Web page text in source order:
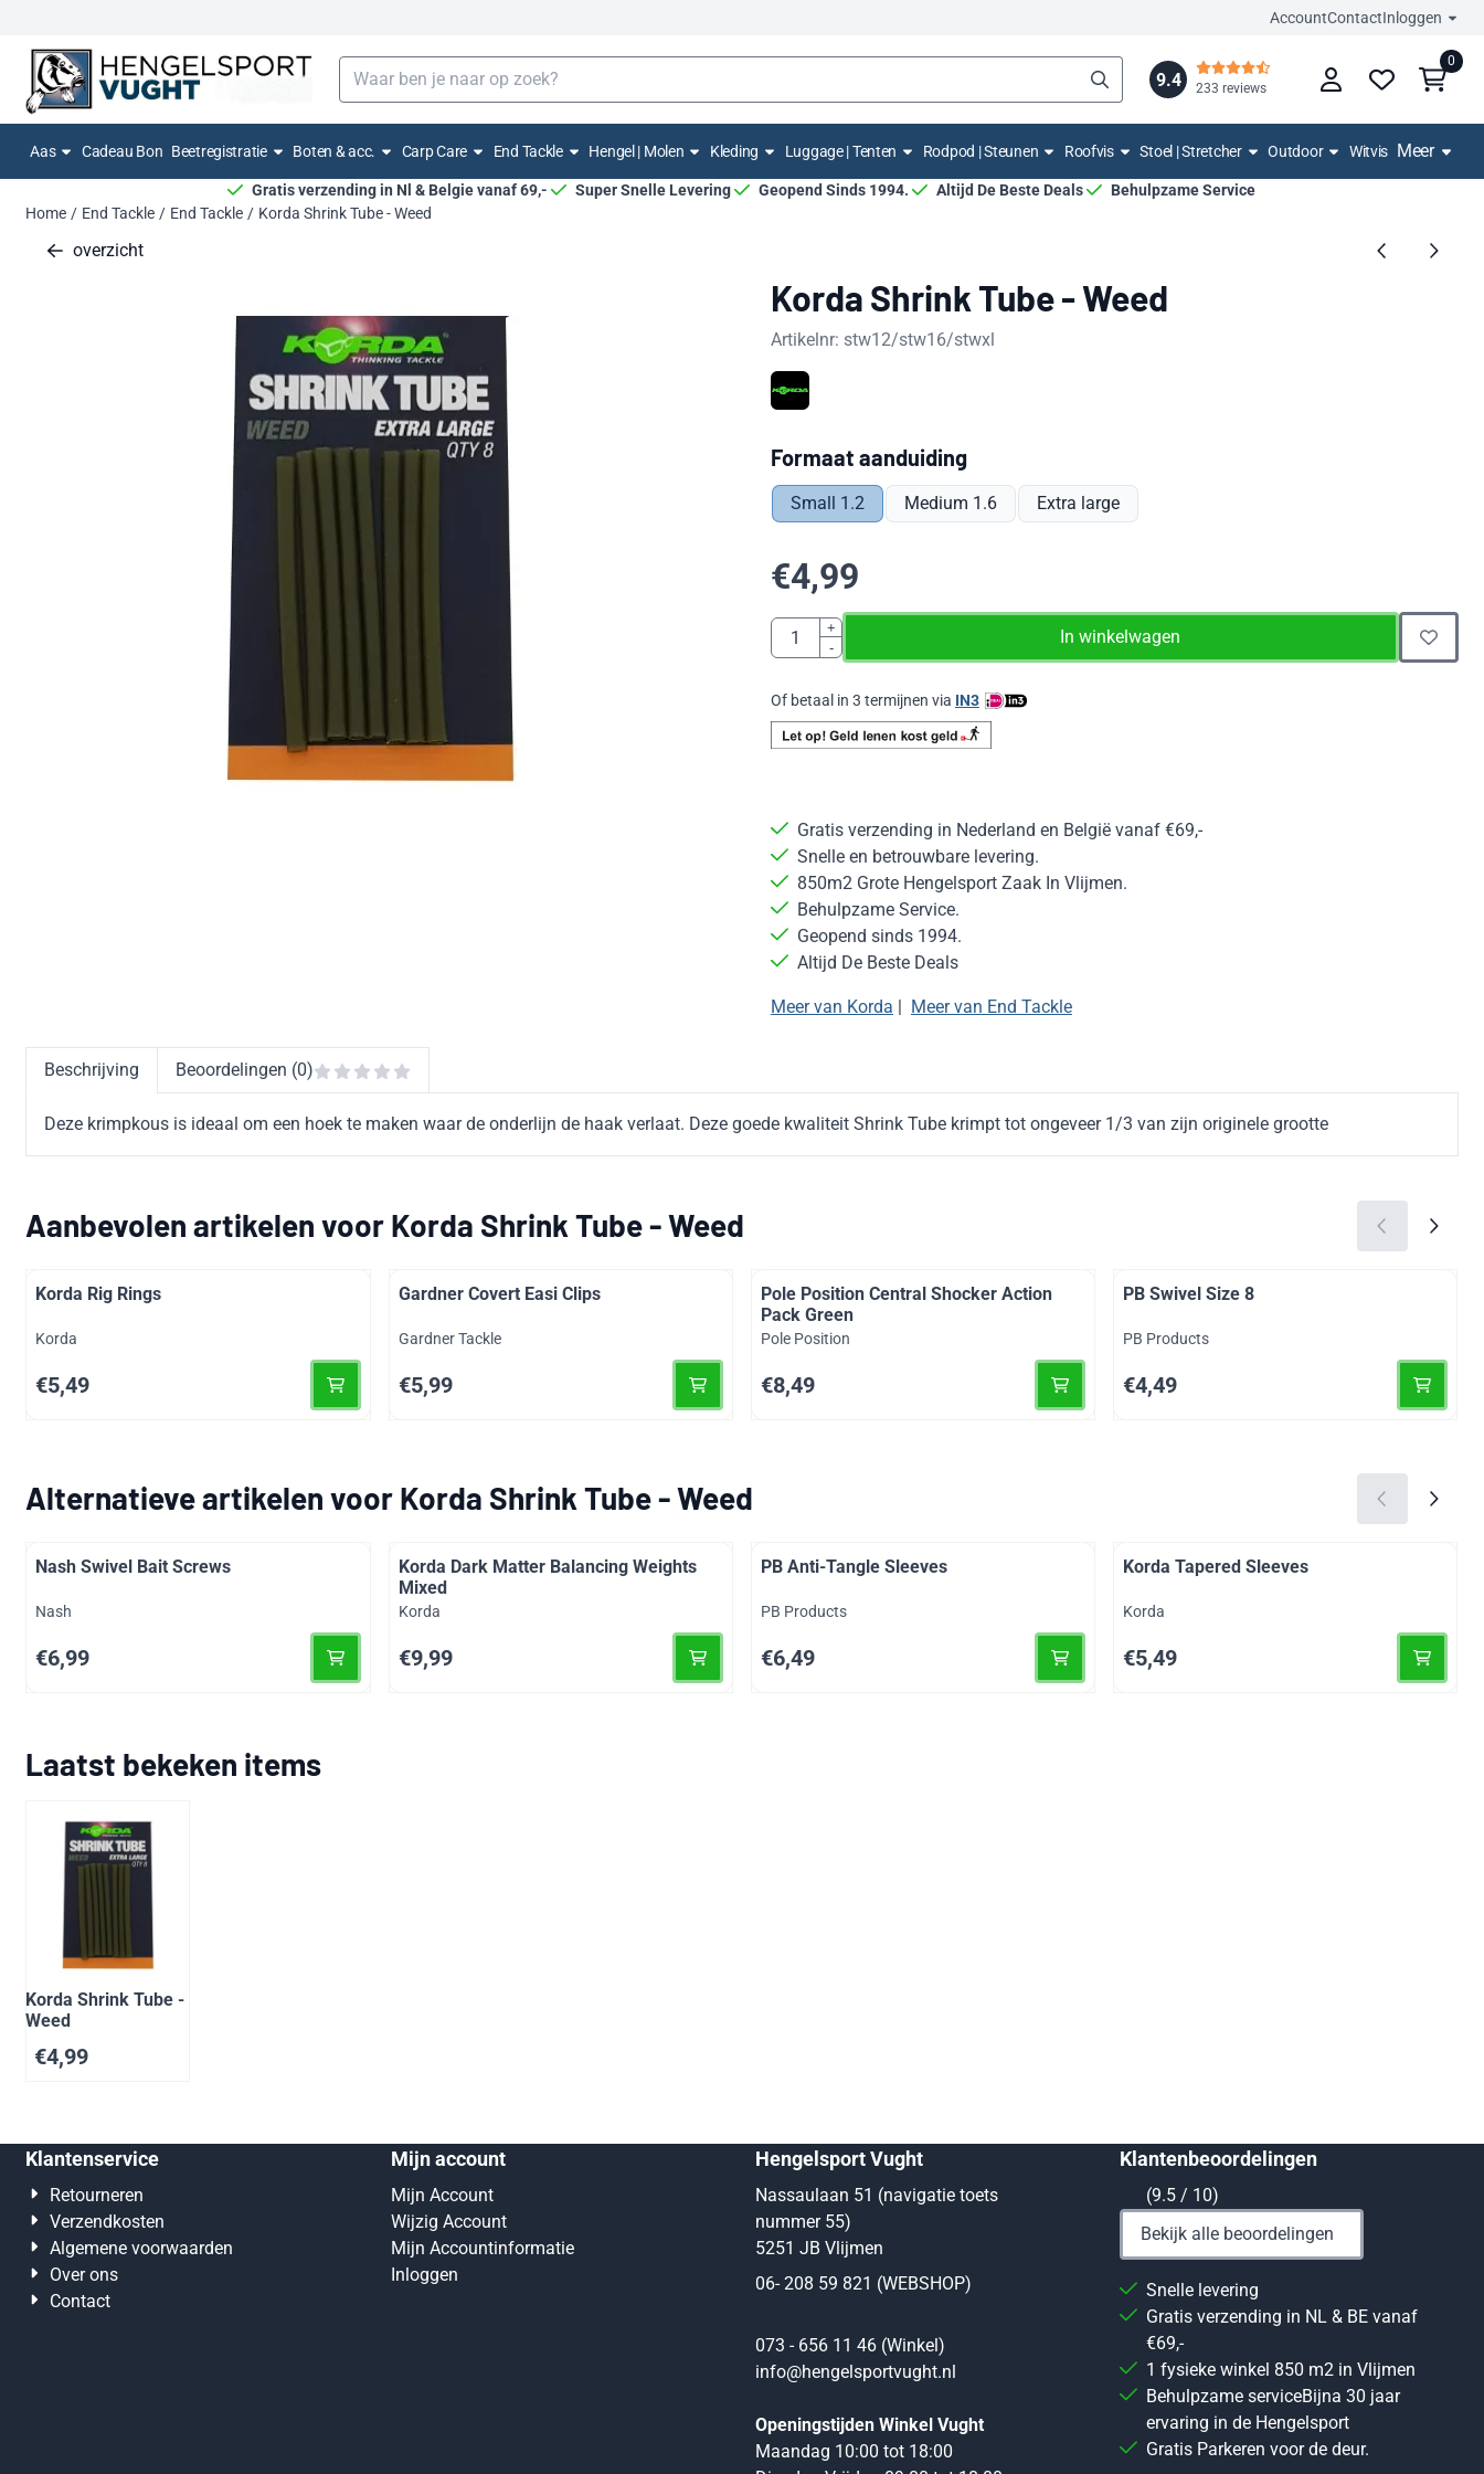
AccountContactInloggen
Zoeken
9.4 233 reviews
0
Aas Cadeau Bon Beetregistratie Boten & acc. Carp Care End Tackle Hengel | Molen Kleding Luggage | Tenten Rodpod | Steunen Roofvis Stoel | Stretcher Outdoor Witvis Meer
Gratis verzending in Nl & Belgie vanaf 69,- Super Snelle Levering Geopend Sinds 1994. Altijd De Beste Deals
Behulpzame Service
Home / End Tackle / End Tackle / Korda Shrink Tube - Weed
overzicht
Korda Shrink Tube - Weed
Artikelnr: stw12/stw16/stwxl
Maak een keuze voor
Formaat aanduiding
Small 1.2 Medium 1.6 Extra large
€4,99
Aantal
+
-
In winkelwagen
Of betaal in 3 termijnen via IN3
Gratis verzending in Nederland en België vanaf €69,-
Snelle en betrouwbare levering.
850m2 Grote Hengelsport Zaak In Vlijmen.
Behulpzame Service.
Geopend sinds 1994.
Altijd De Beste Deals
Meer van Korda | Meer van End Tackle
Beschrijving Beoordelingen (0)
Deze krimpkous is ideaal om een hoek te maken waar de onderlijn de haak verlaat. Deze goede kwaliteit Shrink Tube krimpt tot ongeveer 1/3 van zijn originele grootte
Aanbevolen artikelen voor Korda Shrink Tube - Weed
Korda Rig Rings
Merk:
Korda
Prijs: 5,49
€5,49
Gardner Covert Easi Clips
Merk:
Gardner Tackle
Prijs: 5,99
€5,99
Pole Position Central Shocker Action
Pack Green
Merk:
Pole Position
Prijs: 8,49
€8,49
PB Swivel Size 8
Merk:
PB Products
Prijs: 4,49
€4,49
Alternatieve artikelen voor Korda Shrink Tube - Weed
Nash Swivel Bait Screws
Merk:
Nash
Prijs: 6,99
€6,99
Korda Dark Matter Balancing Weights
Mixed
Merk:
Korda
Prijs: 9,99
€9,99
PB Anti-Tangle Sleeves
Merk:
PB Products
Prijs: 6,49
€6,49
Korda Tapered Sleeves
Merk:
Korda
Prijs: 5,49
€5,49
Laatst bekeken items
Korda Shrink Tube -
Weed
€4,99
Klantenservice
Retourneren
Verzendkosten
Algemene voorwaarden
Over ons
Contact
Mijn account
Mijn Account
Wijzig Account
Mijn Accountinformatie
Inloggen
Hengelsport Vught
Nassaulaan 51 (navigatie toets
nummer 55)
5251 JB Vlijmen
06- 208 59 821 (WEBSHOP)
073 - 656 11 46 (Winkel)
info@hengelsportvught.nl
Openingstijden Winkel Vught
Maandag 10:00 tot 18:00
Klantenbeoordelingen
(9.5 / 10)
Bekijk alle beoordelingen
Snelle levering
Gratis verzending in NL & BE vanaf
€69,-
1 fysieke winkel 850 m2 in Vlijmen
Behulpzame serviceBijna 30 jaar
ervaring in de Hengelsport
Gratis Parkeren voor de deur.